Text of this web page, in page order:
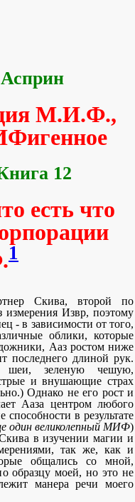
М.И.Ф.,
12
есть что
1
Скива, второй по
Извр, поэтому
- в зависимости от того,
облики, которые
Ааз ростом ниже
последнего длиной рук.
шеи, зеленую чешую,
и внушающие страх
Однако не его рост и
Ааза центром любого
в результате
один великолепный МИФ)
в изучении магии и
так же, как и
общались со мной,
образцу моей, но это не
манера речи моего